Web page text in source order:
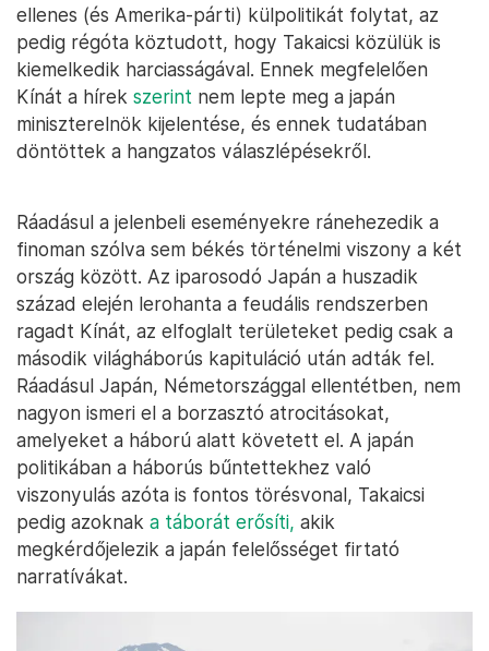
ellenes (és Amerika-párti) külpolitikát folytat, az
pedig régóta köztudott, hogy Takaicsi közülük is
kiemelkedik harciasságával. Ennek megfelelően
Kínát a hírek szerint nem lepte meg a japán
miniszterelnök kijelentése, és ennek tudatában
döntöttek a hangzatos válaszlépésekről.
Ráadásul a jelenbeli eseményekre ránehezedik a
finoman szólva sem békés történelmi viszony a két
ország között. Az iparosodó Japán a huszadik
század elején lerohanta a feudális rendszerben
ragadt Kínát, az elfoglalt területeket pedig csak a
második világháborús kapituláció után adták fel.
Ráadásul Japán, Németországgal ellentétben, nem
nagyon ismeri el a borzasztó atrocitásokat,
amelyeket a háború alatt követett el. A japán
politikában a háborús bűntettekhez való
viszonyulás azóta is fontos törésvonal, Takaicsi
pedig azoknak a táborát erősíti, akik
megkérdőjelezik a japán felelősséget firtató
narratívákat.